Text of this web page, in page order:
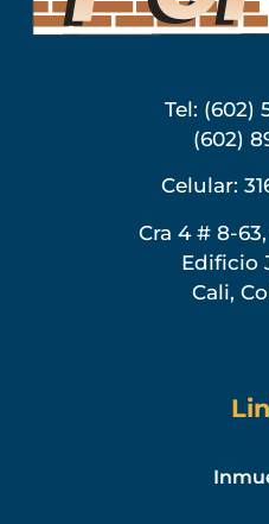
Tel: (602)
(602)
Celular:
Cra 4 # 8-
Edificio
Cali,